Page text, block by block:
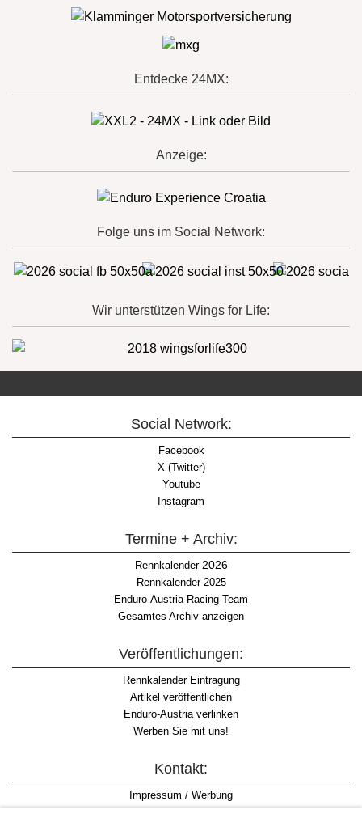
Entdecke 24MX:
Anzeige:
Folge uns im Social Network:
Wir unterstützen Wings for Life:
Social Network:
Facebook
X (Twitter)
Youtube
Instagram
Termine + Archiv:
Rennkalender2026
Rennkalender 2025
Enduro-Austria-Racing-Team
Gesamtes Archiv anzeigen
Veröffentlichungen:
Rennkalender Eintragung
Artikel veröffentlichen
Enduro-Austria verlinken
Werben Sie mit uns!
Kontakt:
Impressum / Werbung